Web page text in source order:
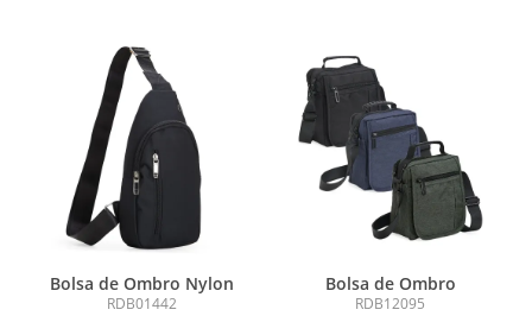
Bolsa de Ombro Nylon
RDB01442
Bolsa de Ombro
RDB12095